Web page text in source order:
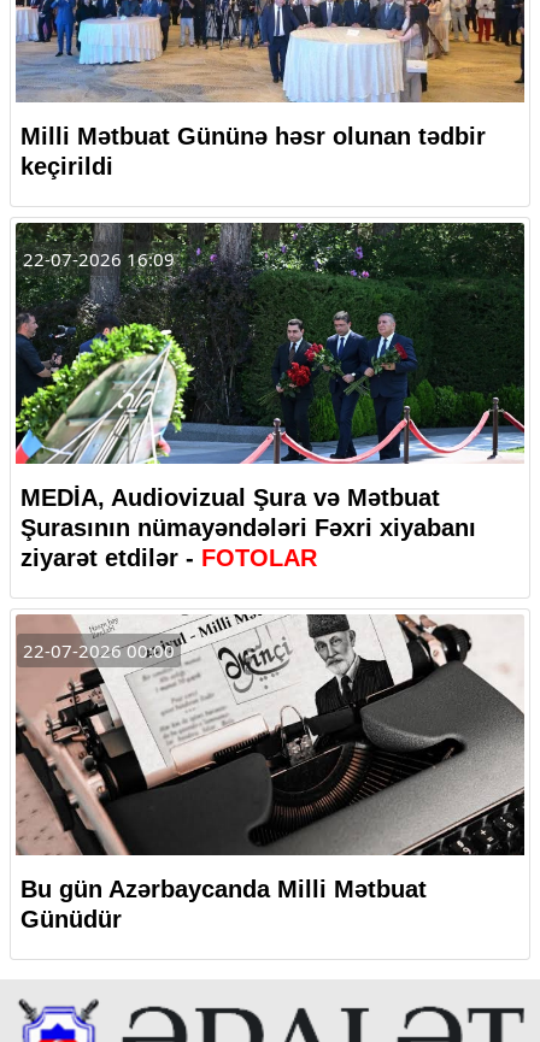
Milli Mətbuat Gününə həsr olunan tədbir
keçirildi
22-07-2026 16:09
MEDİA, Audiovizual Şura və Mətbuat
Şurasının nümayəndələri Fəxri xiyabanı
ziyarət etdilər - FOTOLAR
22-07-2026 00:00
Bu gün Azərbaycanda Milli Mətbuat
Günüdür